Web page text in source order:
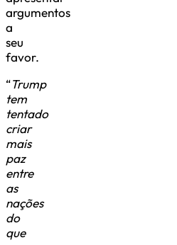
argumentos
a
seu
favor.
“Trump
tem
tentado
criar
mais
paz
entre
as
nações
do
que